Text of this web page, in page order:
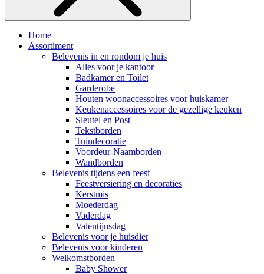
Home
Assortiment
Belevenis in en rondom je huis
Alles voor je kantoor
Badkamer en Toilet
Garderobe
Houten woonaccessoires voor huiskamer
Keukenaccessoires voor de gezellige keuken
Sleutel en Post
Tekstborden
Tuindecoratie
Voordeur-Naamborden
Wandborden
Belevenis tijdens een feest
Feestversiering en decoraties
Kerstmis
Moederdag
Vaderdag
Valentijnsdag
Belevenis voor je huisdier
Belevenis voor kinderen
Welkomstborden
Baby Shower